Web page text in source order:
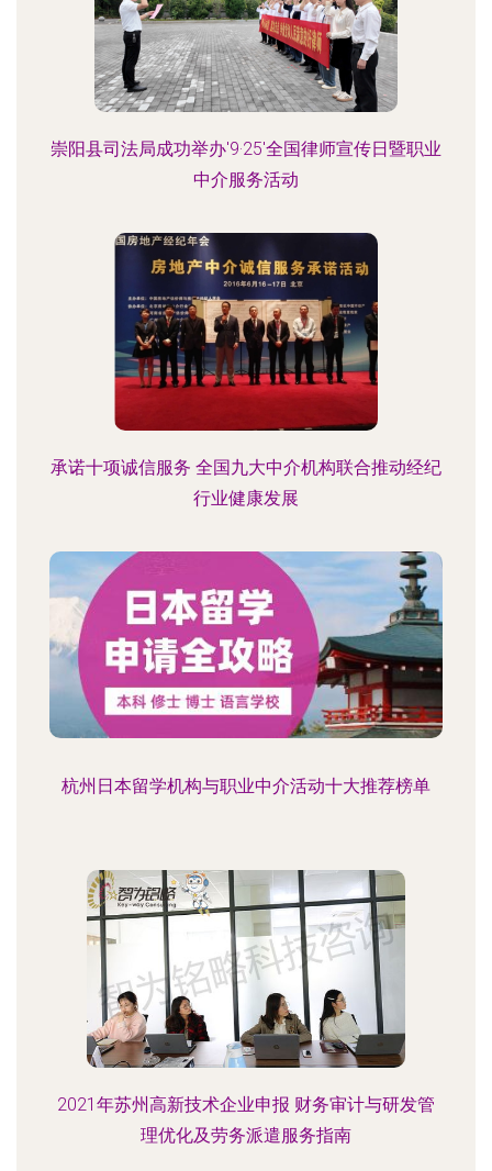
崇阳县司法局成功举办'9·25'全国律师宣传日暨职业
中介服务活动
承诺十项诚信服务 全国九大中介机构联合推动经纪
行业健康发展
杭州日本留学机构与职业中介活动十大推荐榜单
2021年苏州高新技术企业申报 财务审计与研发管
理优化及劳务派遣服务指南